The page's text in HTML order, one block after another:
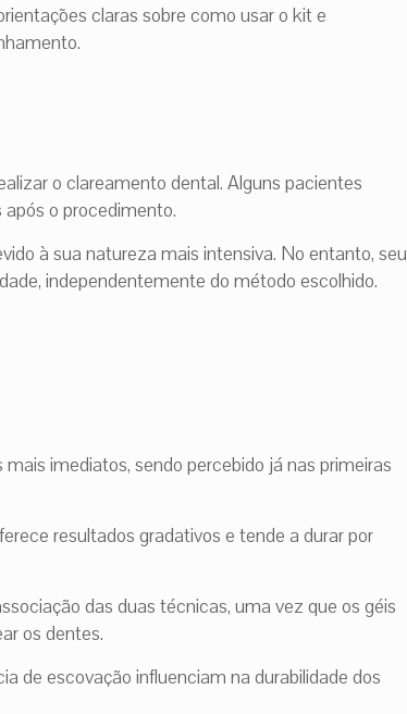
claras sobre como usar o kit e
o clareamento dental. Alguns pacientes
o procedimento.
à sua natureza mais intensiva. No entanto, seu
independentemente do método escolhido.
imediatos, sendo percebido já nas primeiras
resultados gradativos e tende a durar por
das duas técnicas, uma vez que os géis
os dentes.
de escovação influenciam na durabilidade dos